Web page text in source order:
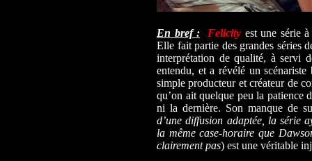
En bref : Felicity est une série
Elle fait partie des grandes séries
interprétation de qualité, à servi
entendu, et a révélé un
simple producteur et créateur de
qu’on ait quelque peu la patience
ni la dernière. Son manque de
d’une diffusion adaptée, la série
la même case-horaire que
clairement pas) est une véritable